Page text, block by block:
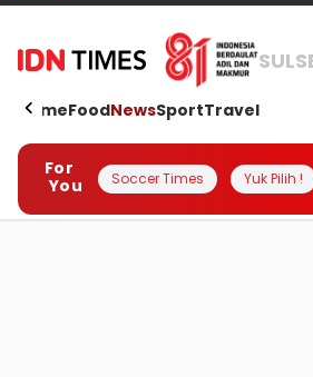
HomeFoodNewsSportTravel
For
You
Soccer Times Yuk Pilih !